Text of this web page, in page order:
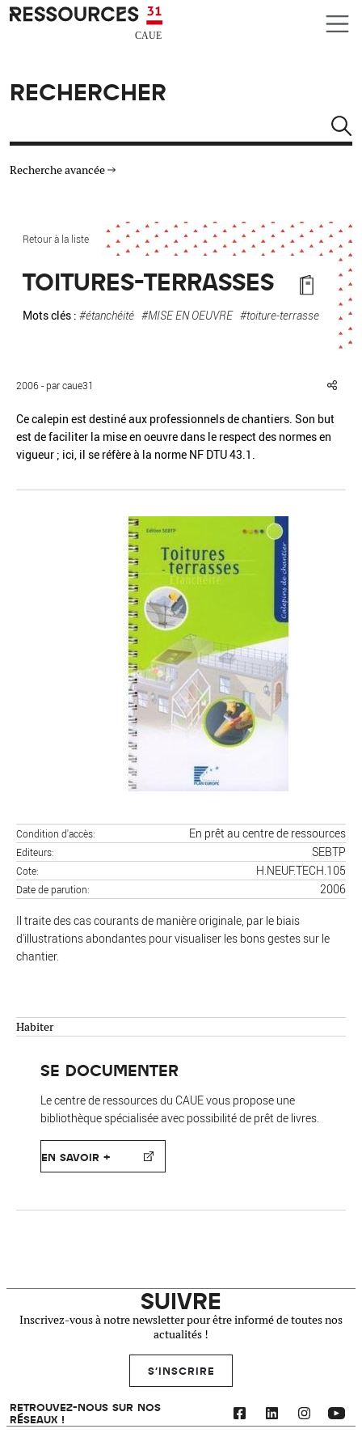
Aller au contenu principal
CAUE RESSOURCES 31
RECHERCHER
Recherche avancée
TYPE DE RESSOURCES
Retour à la liste
TOITURES-TERRASSES
Mots clés : #étanchéité #MISE EN OEUVRE #toiture-terrasse
Habiter
SE DOCUMENTER
Le centre de ressources du CAUE vous propose une
bibliothèque spécialisée avec possibilité de prêt de livres.
EN SAVOIR +
2006 - par caue31
Ce calepin est destiné aux professionnels de chantiers. Son but
est de faciliter la mise en oeuvre dans le respect des normes en
vigueur ; ici, il se réfère à la norme NF DTU 43.1.
Condition d'accès En prêt au centre de ressources
Editeurs SEBTP
Cote H.NEUF.TECH.105
Date de parution 2006
Il traite des cas courants de manière originale, par le biais
d'illustrations abondantes pour visualiser les bons gestes sur le
chantier.
SUIVRE
Inscrivez-vous à notre newsletter pour être informé de toutes nos
actualités !
S'INSCRIRE
RETROUVEZ-NOUS SUR NOS
RÉSEAUX !